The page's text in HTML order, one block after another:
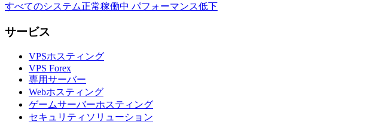
すべてのシステム正常稼働中 パフォーマンス低下
サービス
VPSホスティング
VPS Forex
専用サーバー
Webホスティング
ゲームサーバーホスティング
セキュリティソリューション